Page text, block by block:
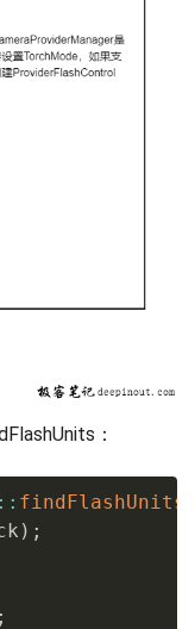
：
:: findFlashUnits
) ;
;